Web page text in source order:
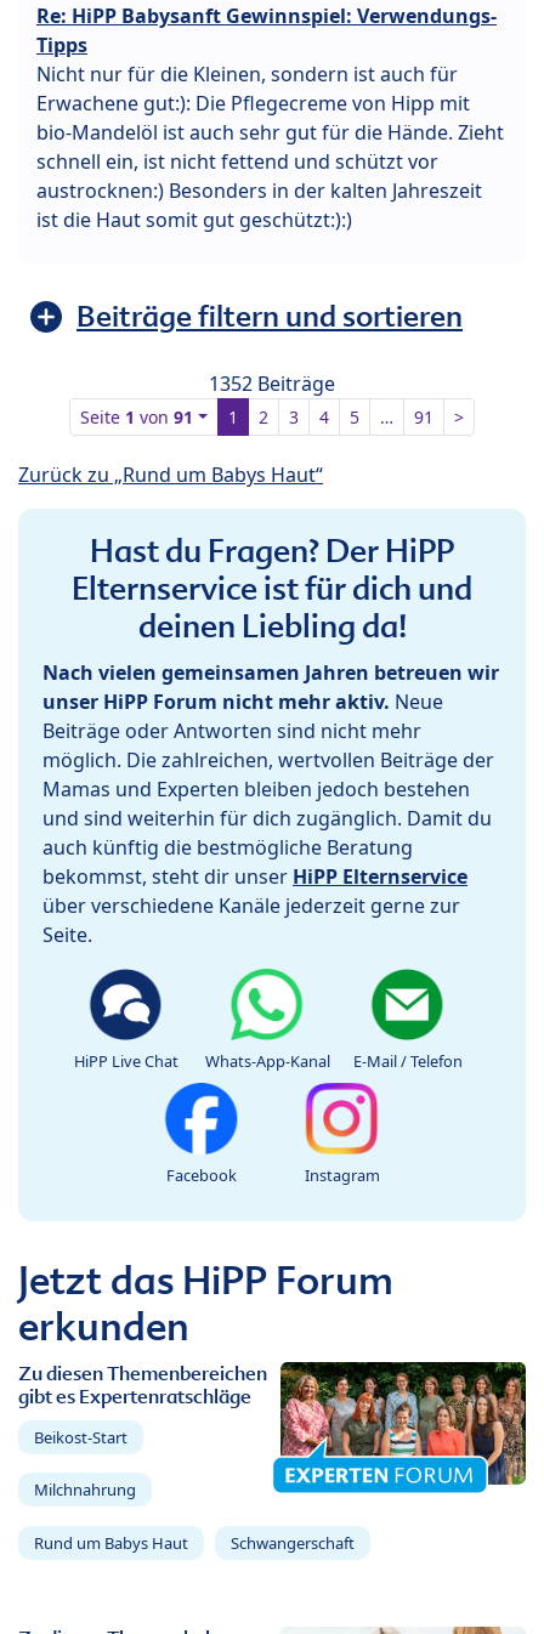
Re: HiPP Babysanft Gewinnspiel: Verwendungs-
Tipps
Nicht nur für die Kleinen, sondern ist auch für
Erwachene gut:): Die Pflegecreme von Hipp mit
bio-Mandelöl ist auch sehr gut für die Hände. Zieht
schnell ein, ist nicht fettend und schützt vor
austrocknen:) Besonders in der kalten Jahreszeit
ist die Haut somit gut geschützt:):)
Beiträge filtern und sortieren
1352 Beiträge
Seite 1 von91 1 2 3 4 5 … 91 >
Zurück zu „Rund um Babys Haut“
Hast du Fragen? Der HiPP
Elternservice ist für dich und
deinen Liebling da!
Nach vielen gemeinsamen Jahren betreuen wir
unser HiPP Forum nicht mehr aktiv. Neue
Beiträge oder Antworten sind nicht mehr
möglich. Die zahlreichen, wertvollen Beiträge der
Mamas und Experten bleiben jedoch bestehen
und sind weiterhin für dich zugänglich. Damit du
auch künftig die bestmögliche Beratung
bekommst, steht dir unser HiPP Elternservice
über verschiedene Kanäle jederzeit gerne zur
Seite.
HiPP Live Chat Whats-App-Kanal E-Mail / Telefon
Facebook Instagram
Jetzt das HiPP Forum
erkunden
Zu diesen Themenbereichen
gibt es Expertenratschläge
Beikost-Start
Milchnahrung
Rund um Babys Haut Schwangerschaft